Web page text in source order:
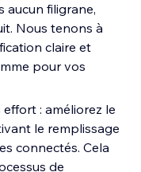
aucun filigrane,
Nous tenons à
claire et
pour vos
: améliorez le
le remplissage
connectés. Cela
de